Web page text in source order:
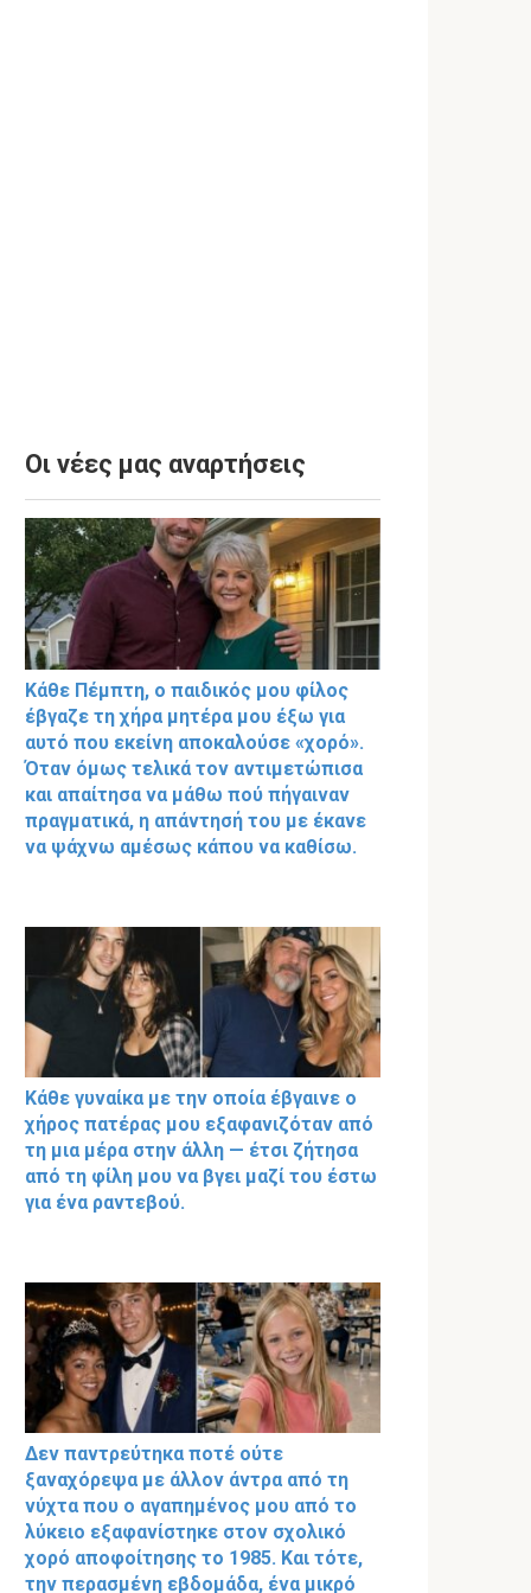
Οι νέες μας αναρτήσεις
Κάθε Πέμπτη, ο παιδικός μου φίλος
έβγαζε τη χήρα μητέρα μου έξω για
αυτό που εκείνη αποκαλούσε «χορό».
Όταν όμως τελικά τον αντιμετώπισα
και απαίτησα να μάθω πού πήγαιναν
πραγματικά, η απάντησή του με έκανε
να ψάχνω αμέσως κάπου να καθίσω.
Κάθε γυναίκα με την οποία έβγαινε ο
χήρος πατέρας μου εξαφανιζόταν από
τη μια μέρα στην άλλη — έτσι ζήτησα
από τη φίλη μου να βγει μαζί του έστω
για ένα ραντεβού.
Δεν παντρεύτηκα ποτέ ούτε
ξαναχόρεψα με άλλον άντρα από τη
νύχτα που ο αγαπημένος μου από το
λύκειο εξαφανίστηκε στον σχολικό
χορό αποφοίτησης το 1985. Και τότε,
την περασμένη εβδομάδα, ένα μικρό